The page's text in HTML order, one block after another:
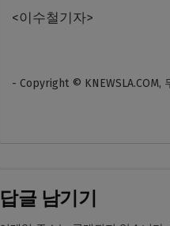
<이수철기자>
- Copyright © KNEWSLA.COM,
답글 남기기